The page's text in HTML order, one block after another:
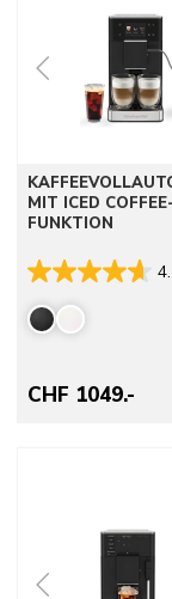
MIT ICED COFFEE-
FUNKTION
CHF 1049.-